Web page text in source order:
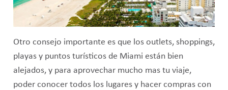
Otro consejo importante es que los outlets, shoppings,
playas y puntos turísticos de Miami están bien
alejados, y para aprovechar mucho mas tu viaje,
poder conocer todos los lugares y hacer compras con